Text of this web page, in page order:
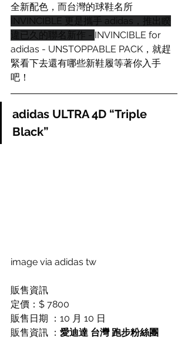
全新配色，而台灣的球鞋名所
INVINCIBLE
更是攜手 adidas，推出睽
違已久的聯名新作 - INVINCIBLE for
adidas - UNSTOPPABLE PACK，就趕
緊看下去還有哪些新鞋履等著你入手
吧！
adidas ULTRA 4D “Triple
Black”
image via adidas tw
販售資訊
定價： $ 7800
販售日期 ：10 月 10 日
販售資訊 ： 愛迪達 台灣 跑步粉絲團